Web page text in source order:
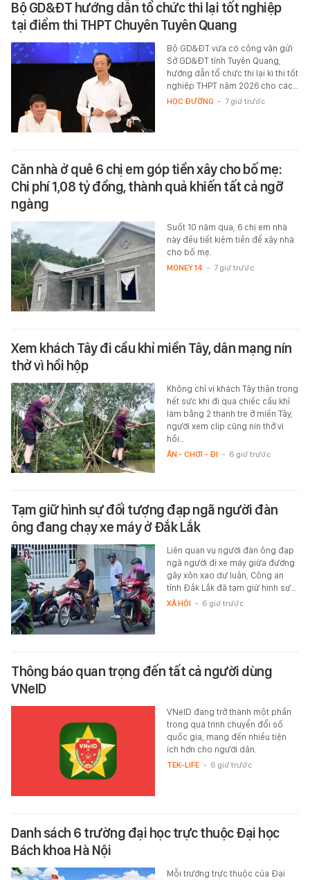
Bộ GD&ĐT hướng dẫn tổ chức thi lại tốt nghiệp
tại điểm thi THPT Chuyên Tuyên Quang
Bộ GD&ĐT vừa có công văn gửi
Sở GD&ĐT tỉnh Tuyên Quang,
hướng dẫn tổ chức thi lại kì thi tốt
nghiệp THPT năm 2026 cho các…
HỌC ĐƯỜNG - 7 giờ trước
Căn nhà ở quê 6 chị em góp tiền xây cho bố mẹ:
Chi phí 1,08 tỷ đồng, thành quả khiến tất cả ngỡ
ngàng
Suốt 10 năm qua, 6 chị em nhà
này đều tiết kiệm tiền để xây nhà
cho bố mẹ.
MONEY.14 - 7 giờ trước
Xem khách Tây đi cầu khỉ miền Tây, dân mạng nín
thở vì hồi hộp
Không chỉ vị khách Tây thận trọng
hết sức khi đi qua chiếc cầu khỉ
làm bằng 2 thanh tre ở miền Tây,
người xem clip cũng nín thở vì
hồi…
ĂN - CHƠI - ĐI - 6 giờ trước
Tạm giữ hình sự đối tượng đạp ngã người đàn
ông đang chạy xe máy ở Đắk Lắk
Liên quan vụ người đàn ông đạp
ngã người đi xe máy giữa đường
gây xôn xao dư luận, Công an
tỉnh Đắk Lắk đã tạm giữ hình sự…
XÃ HỘI - 6 giờ trước
Thông báo quan trọng đến tất cả người dùng
VNeID
VNeID đang trở thành một phần
trong quá trình chuyển đổi số
quốc gia, mang đến nhiều tiện
ích hơn cho người dân.
TEK-LIFE - 6 giờ trước
Danh sách 6 trường đại học trực thuộc Đại học
Bách khoa Hà Nội
Mỗi trường trực thuộc của Đại